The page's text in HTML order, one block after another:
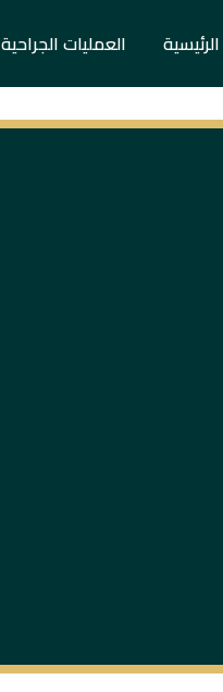
الرئيسية العمليات الجراحية